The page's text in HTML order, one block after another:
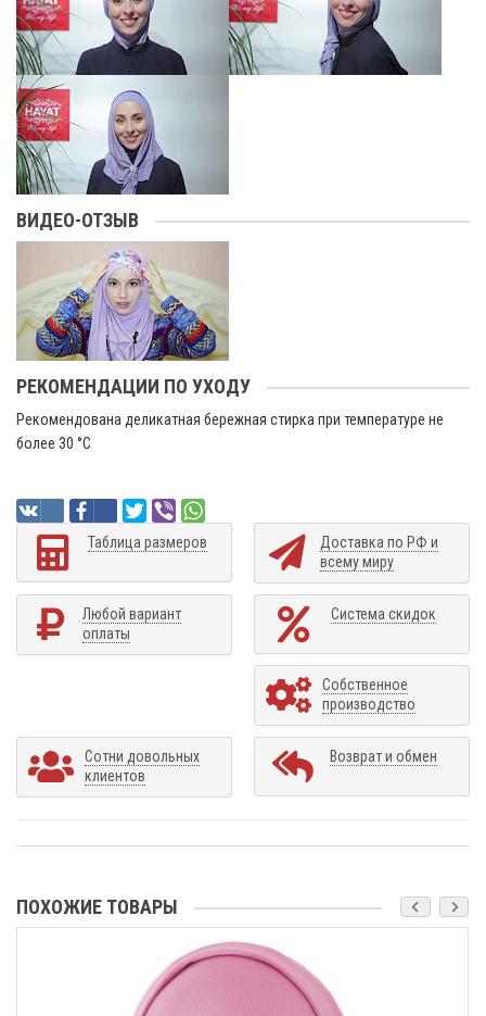
ВИДЕО-ОТЗЫВ
РЕКОМЕНДАЦИИ ПО УХОДУ
Рекомендована деликатная бережная стирка при температуре не
более 30 °C
Таблица размеров
Доставка по РФ и
всему миру
Любой вариант
оплаты
Система скидок
Собственное
производство
Сотни довольных
клиентов
Возврат и обмен
ПОХОЖИЕ ТОВАРЫ